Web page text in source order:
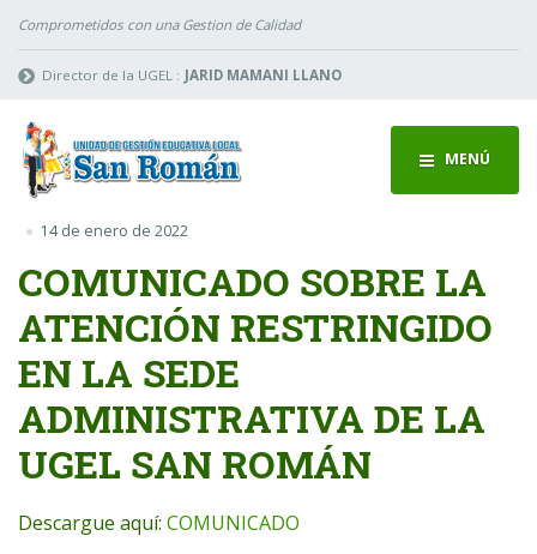
Comprometidos con una Gestion de Calidad
Director de la UGEL : JARID MAMANI LLANO
MENÚ
14 de enero de 2022
COMUNICADO SOBRE LA
ATENCIÓN RESTRINGIDO
EN LA SEDE
ADMINISTRATIVA DE LA
UGEL SAN ROMÁN
Descargue aquí: COMUNICADO